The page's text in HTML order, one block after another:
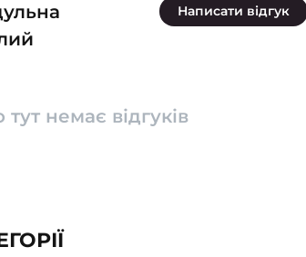
Написати відгук
немає відгуків